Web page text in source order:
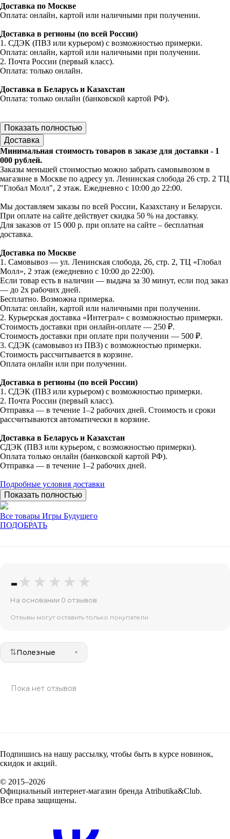
Доставка по Москве
Оплата: онлайн, картой или наличными при получении.
Доставка в регионы (по всей России)
1. СДЭК (ПВЗ или курьером) с возможностью примерки.
Оплата: онлайн, картой или наличными при получении.
2. Почта России (первый класс).
Оплата: только онлайн.
Доставка в Беларусь и Казахстан
Оплата: только онлайн (банковской картой РФ).
Показать полностью
Доставка
Минимальная стоимость товаров в заказе для доставки - 1
000 рублей.
Заказы меньшей стоимостью можно забрать самовывозом в
магазине в Москве по адресу ул. Ленинская слобода 26 стр. 2 ТЦ
"Глобал Молл", 2 этаж. Ежедневно с 10:00 до 22:00.
Мы доставляем заказы по всей России, Казахстану и Беларуси.
При оплате на сайте действует скидка 50 % на доставку.
Для заказов от 15 000 р. при оплате на сайте – бесплатная
доставка.
Доставка по Москве
1. Самовывоз — ул. Ленинская слобода, 26, стр. 2, ТЦ «Глобал
Молл», 2 этаж (ежедневно с 10:00 до 22:00).
Если товар есть в наличии — выдача за 30 минут, если под заказ
— до 2х рабочих дней.
Бесплатно. Возможна примерка.
Оплата: онлайн, картой или наличными при получении.
2. Курьерская доставка «Интеграл» с возможностью примерки.
Стоимость доставки при онлайн-оплате — 250 ₽.
Стоимость доставки при оплате при получении — 500 ₽.
3. СДЭК (самовывоз из ПВЗ) с возможностью примерки.
Стоимость рассчитывается в корзине.
Оплата онлайн или при получении.
Доставка в регионы (по всей России)
1. СДЭК (ПВЗ или курьером) с возможностью примерки.
2. Почта России (первый класс).
Отправка — в течение 1–2 рабочих дней. Стоимость и сроки
рассчитываются автоматически в корзине.
Доставка в Беларусь и Казахстан
СДЭК (ПВЗ или курьером, с возможностью примерки).
Оплата только онлайн (банковской картой РФ).
Отправка — в течение 1–2 рабочих дней.
Подробные условия доставки
Показать полностью
Все товары Игры Будущего
ПОДОБРАТЬ
-★★★★★
На основании 0 отзывов
Отзывы могут оставить только покупатели
⇅Полезные ▾
Пока нет отзывов
Подпишись на нашу рассылку, чтобы быть в курсе новинок,
скидок и акций.
© 2015–2026
Официальный интернет-магазин бренда Atributika&Club.
Все права защищены.